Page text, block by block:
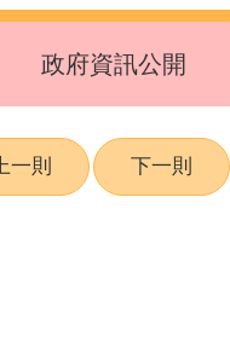
政府資訊公開
一則 下一則